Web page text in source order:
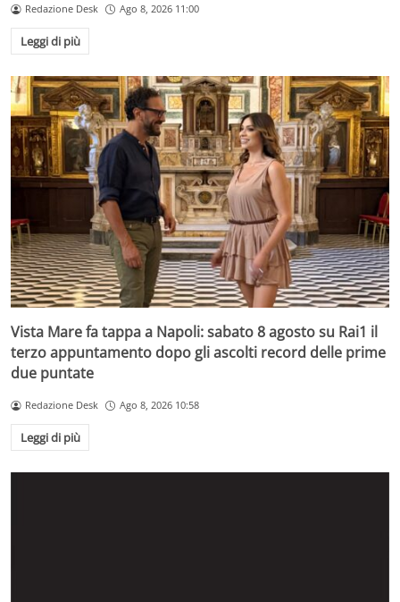
Redazione Desk Ago 8, 2026 11:00
Leggi di più
Vista Mare fa tappa a Napoli: sabato 8 agosto su Rai1 il
terzo appuntamento dopo gli ascolti record delle prime
due puntate
Redazione Desk Ago 8, 2026 10:58
Leggi di più